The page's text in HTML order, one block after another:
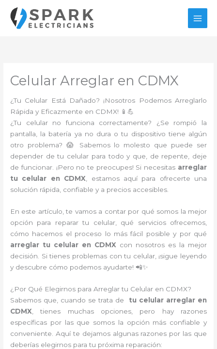
contenido
Celular Arreglar en CDMX
¿Tu Celular Está Dañado? ¡Nosotros Podemos Arreglarlo
Rápida y Eficazmente en CDMX! 📱💪
¿Tu celular no funciona correctamente? ¿Se rompió la
pantalla, la batería ya no dura o tu dispositivo tiene algún
otro problema? 😱 Sabemos lo molesto que puede ser
depender de tu celular para todo y que, de repente, deje
de funcionar. ¡Pero no te preocupes! Si necesitas arreglar
tu celular en CDMX, estamos aquí para ofrecerte una
solución rápida, confiable y a precios accesibles.
En este artículo, te vamos a contar por qué somos la mejor
opción para reparar tu celular, qué servicios ofrecemos,
cómo hacemos el proceso lo más fácil posible y por qué
arreglar tu celular en CDMX con nosotros es la mejor
decisión. Si tienes problemas con tu celular, ¡sigue leyendo
y descubre cómo podemos ayudarte! 📲✨
¿Por Qué Elegirnos para Arreglar tu Celular en CDMX?
Sabemos que, cuando se trata de
tu celular arreglar en
CDMX , tienes muchas opciones, pero hay razones
específicas por las que somos la opción más confiable y
conveniente. Aquí te dejamos algunas razones por las que
deberías elegirnos para tu próxima reparación: